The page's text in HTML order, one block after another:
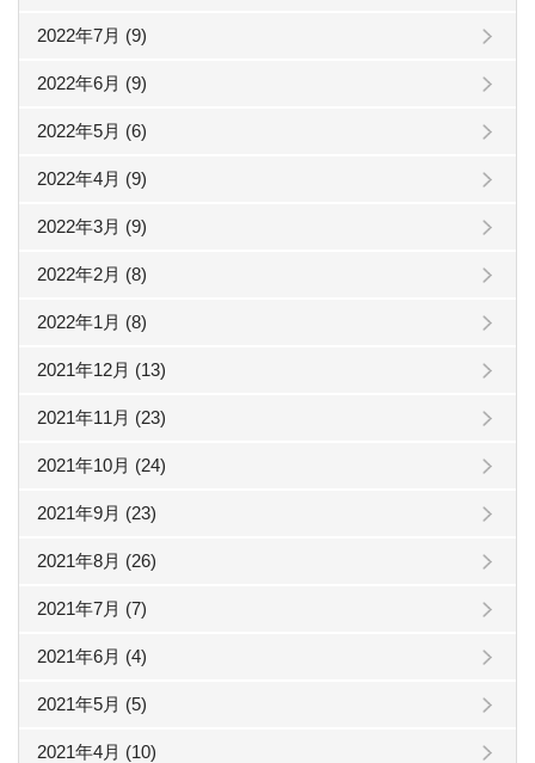
2022年7月 (9)
2022年6月 (9)
2022年5月 (6)
2022年4月 (9)
2022年3月 (9)
2022年2月 (8)
2022年1月 (8)
2021年12月 (13)
2021年11月 (23)
2021年10月 (24)
2021年9月 (23)
2021年8月 (26)
2021年7月 (7)
2021年6月 (4)
2021年5月 (5)
2021年4月 (10)